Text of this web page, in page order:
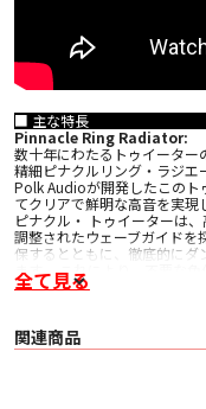
■ 主な特長
Pinnacle Ring Radiator:
数十年にわたるトゥイーター
精細ピナクルリング・ラジエ
Polk Audioが開発したこのト
てクリアで鮮明な高音を実現
ピナクル・ トゥイーターは
調整されたウェーブガイドを
保するとともに、徹底的にダ
ます。 これにより、不要な
実現しています。
コーンを開発しました。これ
ズ）のために作られたもので
全て見る
関連商品